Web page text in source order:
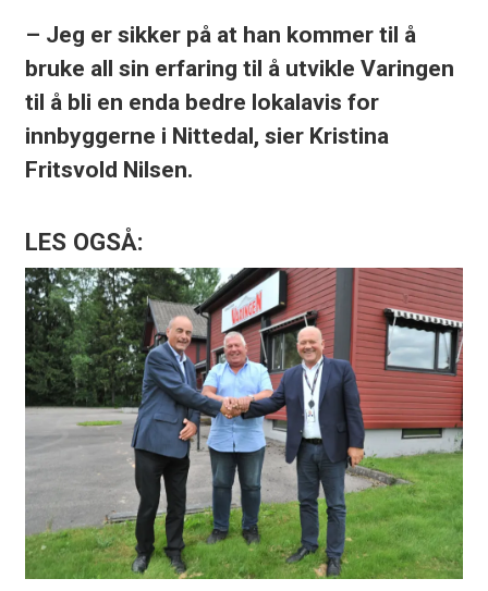
– Jeg er sikker på at han kommer til å
bruke all sin erfaring til å utvikle Varingen
til å bli en enda bedre lokalavis for
innbyggerne i Nittedal, sier Kristina
Fritsvold Nilsen.
LES OGSÅ: